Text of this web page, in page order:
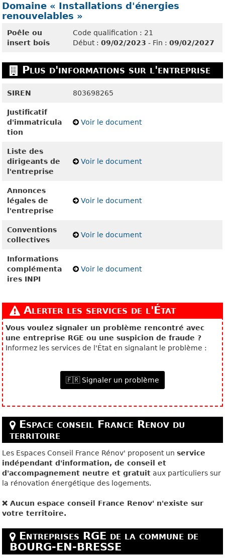
Domaine « Installations d'énergies
renouvelables »
Poêle ou
insert bois
Code qualification : 21
Début : 09/02/2023 - Fin : 09/02/2027
Plus d'informations sur l'entreprise
SIREN 803698265
Justificatif
d'immatricula
tion
Voir le document
Liste des
dirigeants de
l'entreprise
Voir le document
Annonces
légales de
l'entreprise
Voir le document
Conventions
collectives
Voir le document
Informations
complémenta
ires INPI
Voir le document
Alerter les services de l'État
Vous voulez signaler un problème rencontré avec
une entreprise RGE ou une suspicion de fraude ?
Informez les services de l'État en signalant le problème :
🇫🇷 Signaler un problème
Espace conseil France Renov du
territoire
Les Espaces Conseil France Rénov' proposent unservice
indépendant d'information, de conseil et
d'accompagnement neutre et gratuit aux particuliers sur
la rénovation énergétique des logements.
❌ Aucun espace conseil France Renov' n'existe sur
votre territoire.
Entreprises RGE de la commune de
BOURG-EN-BRESSE